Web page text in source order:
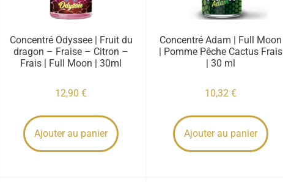
Concentré Odyssee | Fruit du
dragon – Fraise – Citron –
Frais | Full Moon | 30ml
12,90€
Ajouter au panier
Concentré Adam | Full Moon
| Pomme Pêche Cactus Frais
| 30 ml
10,32 €
Ajouter au panier